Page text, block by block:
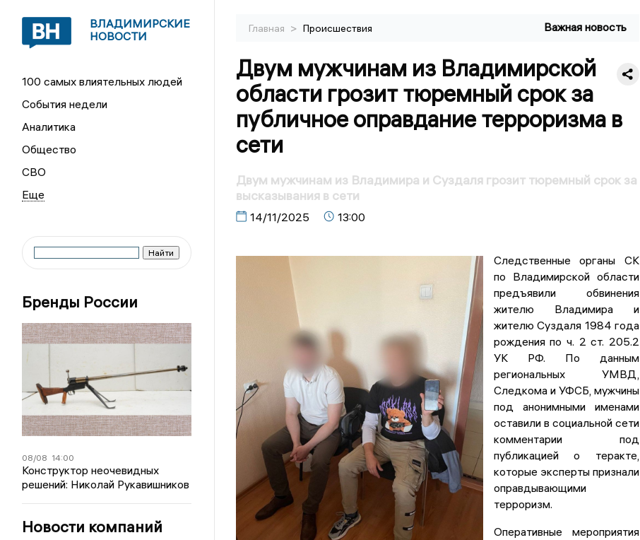
ВЛАДИМИРСКИЕ
НОВОСТИ
100 самых влиятельных людей
События недели
Аналитика
Общество
СВО
Бренды России
08/08 14:00
Конструктор неочевидных
решений: Николай Рукавишников
Новости компаний
Главная > Происшествия Важная новость
Двум мужчинам из Владимирской
области грозит тюремный срок за
публичное оправдание терроризма в
сети
Двум мужчинам из Владимира и Суздаля грозит тюремный срок за
высказывания в сети
14/11/2025 13:00
Следственные органы СК
по Владимирской области
предъявили обвинения
жителю Владимира и
жителю Суздаля 1984 года
рождения по ч. 2 ст. 205.2
УК РФ. По данным
региональных УМВД,
Следкома и УФСБ, мужчины
под анонимными именами
оставили в социальной сети
комментарии под
публикацией о теракте,
которые эксперты признали
оправдывающими
терроризм.
Оперативные мероприятия